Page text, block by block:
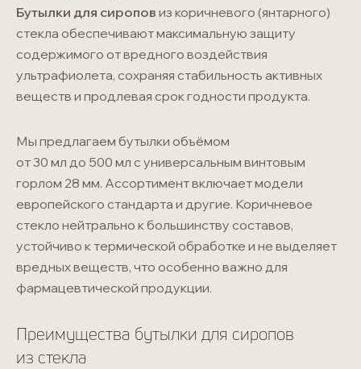
Бутылки для сиропов из коричневого (янтарного)
стекла обеспечивают максимальную защиту
содержимого от вредного воздействия
ультрафиолета, сохраняя стабильность активных
веществ и продлевая срок годности продукта.
Мы предлагаем бутылки объёмом
от 30 мл до 500 мл с универсальным винтовым
горлом 28 мм. Ассортимент включает модели
европейского стандарта и другие. Коричневое
стекло нейтрально к большинству составов,
устойчиво к термической обработке и не выделяет
вредных веществ, что особенно важно для
фармацевтической продукции.
Преимущества бутылки для сиропов
из стекла